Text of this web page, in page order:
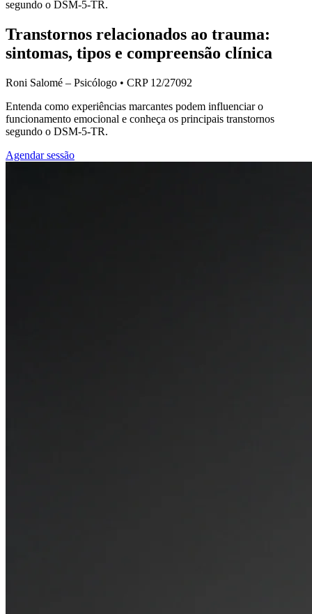
segundo o DSM-5-TR.
Transtornos relacionados ao trauma:
sintomas, tipos e compreensão clínica
Roni Salomé – Psicólogo • CRP 12/27092
Entenda como experiências marcantes podem influenciar o
funcionamento emocional e conheça os principais transtornos
segundo o DSM-5-TR.
Agendar sessão